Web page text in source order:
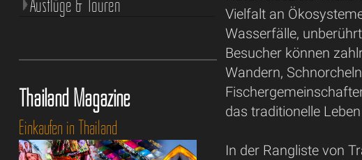
Vielfalt an
Wasserfälle,
Besucher können
Wandern,
das traditionelle
In der Rangliste von
Thailand Magazine
Einkaufen in Thailand